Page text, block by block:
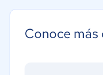
Conoce más